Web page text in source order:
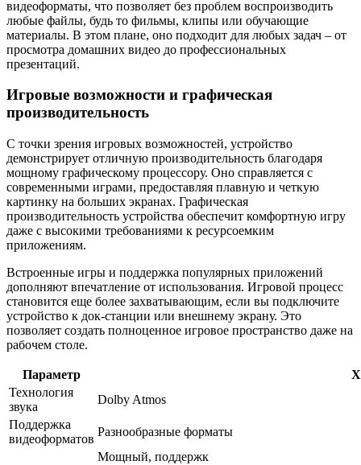
видеоформаты, что позволяет без проблем воспроизводить
любые файлы, будь то фильмы, клипы или обучающие
материалы. В этом плане, оно подходит для любых задач – от
просмотра домашних видео до профессиональных
презентаций.
Игровые возможности и графическая
производительность
С точки зрения игровых возможностей, устройство
демонстрирует отличную производительность благодаря
мощному графическому процессору. Оно справляется с
современными играми, предоставляя плавную и четкую
картинку на больших экранах. Графическая
производительность устройства обеспечит комфортную игру
даже с высокими требованиями к ресурсоемким
приложениям.
Встроенные игры и поддержка популярных приложений
дополняют впечатление от использования. Игровой процесс
становится еще более захватывающим, если вы подключите
устройство к док-станции или внешнему экрану. Это
позволяет создать полноценное игровое пространство даже на
рабочем столе.
Параметр
Технология
звука
Dolby Atmos
Поддержка
видеоформатов
Разнообразные форматы
Мощный, поддержк